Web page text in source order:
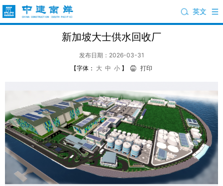
英文
新加坡大士供水回收厂
发布日期：2026-03-31
【字体： 大 中 小 】 打印